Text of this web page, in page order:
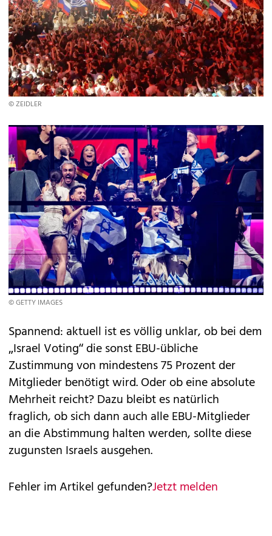
© ZEIDLER
© GETTY IMAGES
Spannend: aktuell ist es völlig unklar, ob bei dem
„Israel Voting“ die sonst EBU-übliche
Zustimmung von mindestens 75 Prozent der
Mitglieder benötigt wird. Oder ob eine absolute
Mehrheit reicht? Dazu bleibt es natürlich
fraglich, ob sich dann auch alle EBU-Mitglieder
an die Abstimmung halten werden, sollte diese
zugunsten Israels ausgehen.
Fehler im Artikel gefunden?Jetzt melden